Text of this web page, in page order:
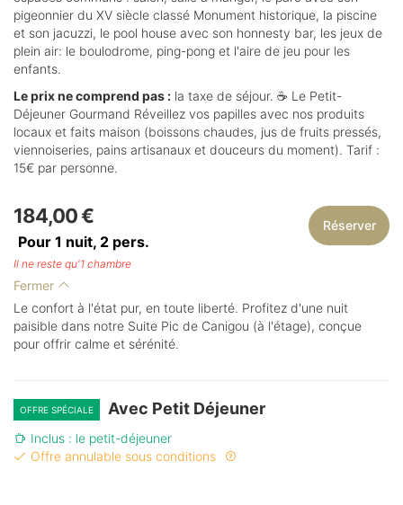
pigeonnier du XV siècle classé Monument historique, la piscine
et son jacuzzi, le pool house avec son honnesty bar, les jeux de
plein air: le boulodrome, ping-pong et l'aire de jeu pour les
enfants.
Le prix ne comprend pas : la taxe de séjour. ☕ Le Petit-
Déjeuner Gourmand Réveillez vos papilles avec nos produits
locaux et faits maison (boissons chaudes, jus de fruits pressés,
viennoiseries, pains artisanaux et douceurs du moment). Tarif :
15€ par personne.
184,00 €
Pour 1 nuit, 2 pers.
Réserver
Il ne reste qu'1 chambre
Fermer
Le confort à l'état pur, en toute liberté. Profitez d'une nuit
paisible dans notre Suite Pic de Canigou (à l'étage), conçue
pour offrir calme et sérénité.
OFFRE SPÉCIALE Avec Petit Déjeuner
Inclus : le petit-déjeuner
Offre annulable sous conditions